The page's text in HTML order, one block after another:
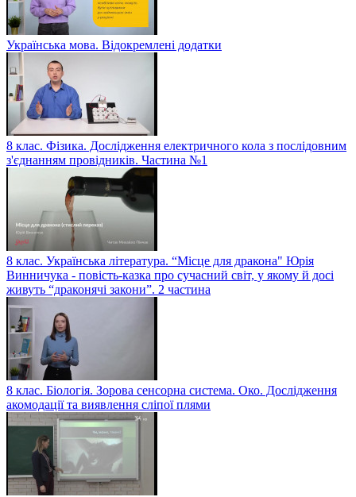
Українська мова. Відокремлені додатки
8 клас. Фізика. Дослідження електричного кола з послідовним
з'єднанням провідників. Частина №1
8 клас. Українська література. “Місце для дракона" Юрія
Винничука - повість-казка про сучасний світ, у якому й досі
живуть “драконячі закони”. 2 частина
8 клас. Біологія. Зорова сенсорна система. Око. Дослідження
акомодації та виявлення сліпої плями